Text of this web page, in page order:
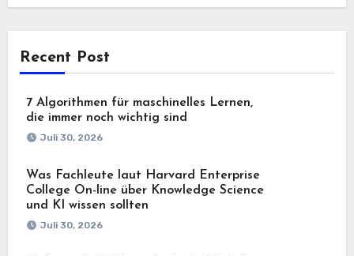
Recent Post
7 Algorithmen für maschinelles Lernen,
die immer noch wichtig sind
Juli 30, 2026
Was Fachleute laut Harvard Enterprise
College On-line über Knowledge Science
und KI wissen sollten
Juli 30, 2026